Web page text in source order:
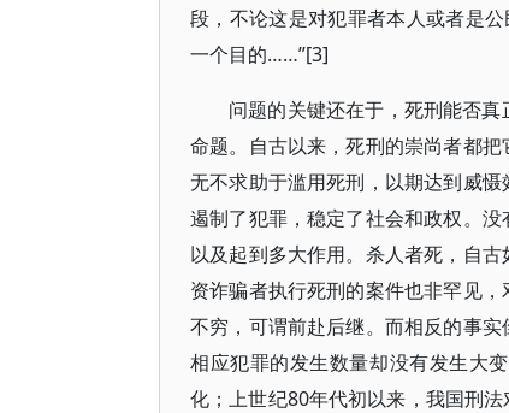
段，不论这是对犯罪者本人或者是
一个目的……”[3]
问题的关键还在于，死刑能否
命题。自古以来，死刑的崇尚者都
无不求助于滥用死刑，以期达到威
遏制了犯罪，稳定了社会和政权。
以及起到多大作用。杀人者死，自
资诈骗者执行死刑的案件也非罕见
不穷，可谓前赴后继。而相反的事
相应犯罪的发生数量却没有发生大
化；上世纪80年代初以来，我国刑